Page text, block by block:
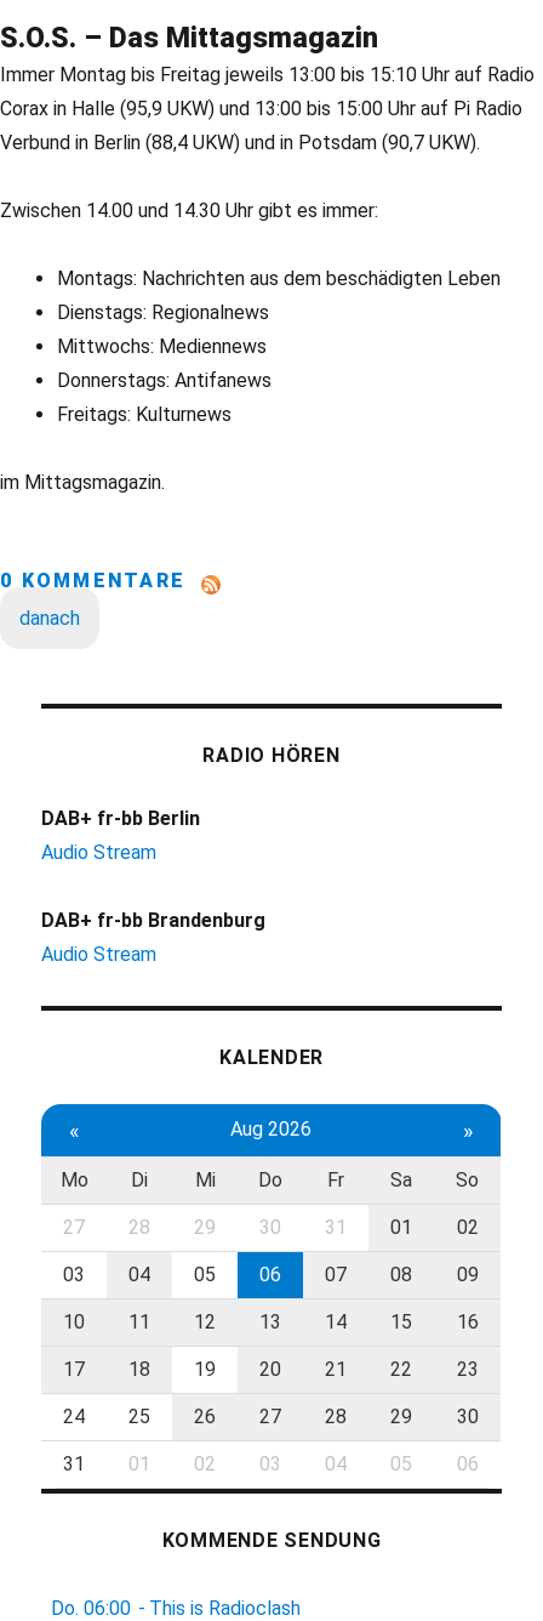
S.O.S. – Das Mittagsmagazin
Immer Montag bis Freitag jeweils 13:00 bis 15:10 Uhr auf Radio
Corax in Halle (95,9 UKW) und 13:00 bis 15:00 Uhr auf Pi Radio
Verbund in Berlin (88,4 UKW) und in Potsdam (90,7 UKW).
Zwischen 14.00 und 14.30 Uhr gibt es immer:
Montags: Nachrichten aus dem beschädigten Leben
Dienstags: Regionalnews
Mittwochs: Mediennews
Donnerstags: Antifanews
Freitags: Kulturnews
im Mittagsmagazin.
0 KOMMENTARE
danach
RADIO HÖREN
DAB+ fr-bb Berlin
Audio Stream
DAB+ fr-bb Brandenburg
Audio Stream
KALENDER
« Aug 2026 »
Mo Di Mi Do Fr Sa So
27 28 29 30 31 01 02
03 04 05 06 07 08 09
10 11 12 13 14 15 16
17 18 19 20 21 22 23
24 25 26 27 28 29 30
31 01 02 03 04 05 06
KOMMENDE SENDUNG
Do. 06:00 - This is Radioclash